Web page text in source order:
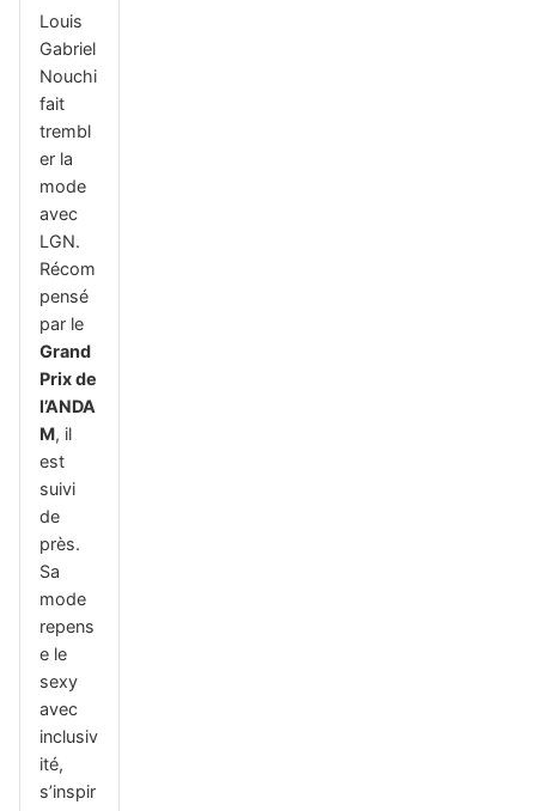
Louis
Gabriel
Nouchi
fait
trembl
er la
mode
avec
LGN.
Récom
pensé
par le
Grand
Prix de
l’ANDA
M, il
est
suivi
de
près.
Sa
mode
repens
e le
sexy
avec
inclusiv
ité,
s’inspir